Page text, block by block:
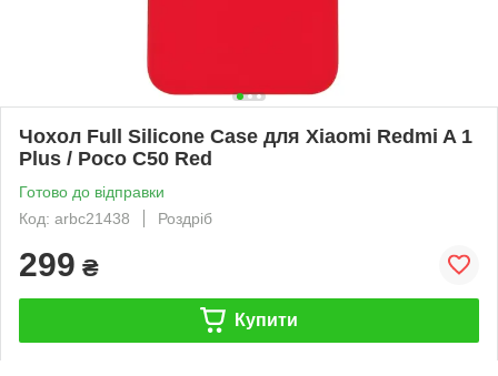
Чохол Full Silicone Case для Xiaomi Redmi A 1
Plus / Poco C50 Red
Готово до відправки
Код: arbc21438
Роздріб
299 ₴
Купити